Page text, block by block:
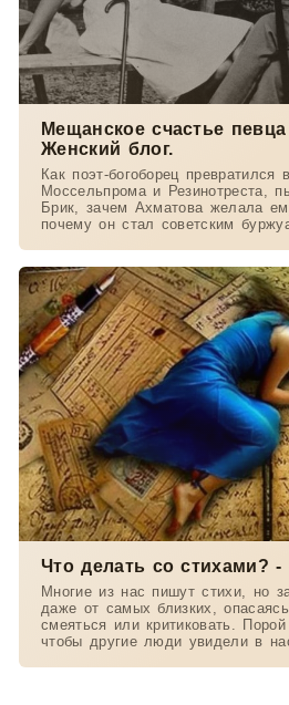
Мещанское счастье
Женский блог.
Как поэт-богоборец превратился
Моссельпрома и Резинотреста,
Брик, зачем Ахматова желала
почему он стал советским
Что делать со стихами?
Многие из нас пишут стихи, но
даже от самых близких,
смеяться или критиковать.
чтобы другие люди увидели в